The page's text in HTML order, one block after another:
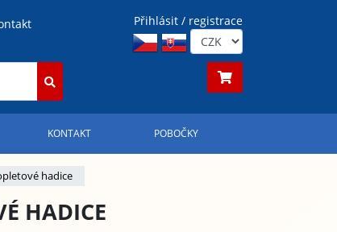
Přihlásit / registrace
KONTAKT POBOČKY
hadice
HADICE